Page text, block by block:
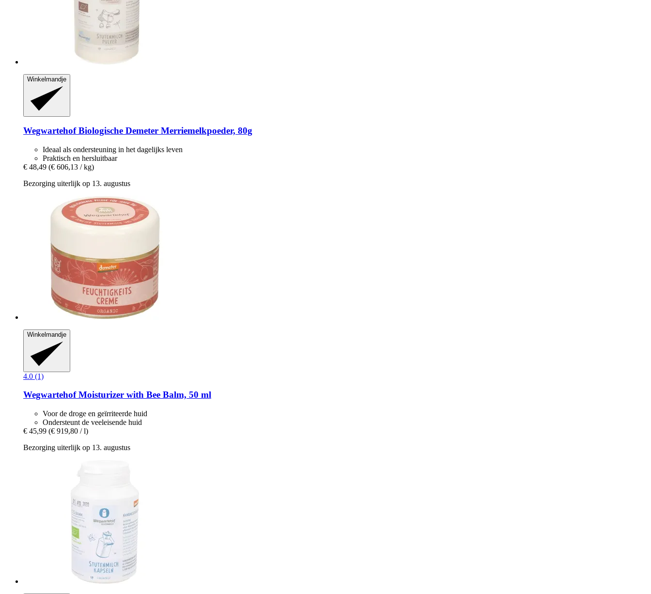
Winkelmandje
WegwartehofBiologische Demeter Merriemelkpoeder, 80g
Ideaal als ondersteuning in het dagelijks leven
Praktisch en hersluitbaar
€ 48,49 (€ 606,13 / kg)
Bezorging uiterlijk op 13. augustus
Winkelmandje
4.0 (1)
WegwartehofMoisturizer with Bee Balm, 50 ml
Voor de droge en geïrriteerde huid
Ondersteunt de veeleisende huid
€ 45,99 (€ 919,80 / l)
Bezorging uiterlijk op 13. augustus